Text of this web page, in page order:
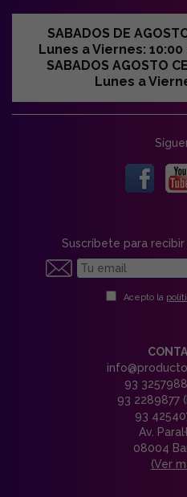
SABADOS DE
Lunes a Viernes: 10:00
SABADOS AGOSTO
Lunes a
Suscríbete para
Acepto la
93
93 2289877
93
Av.
08004
(Ver